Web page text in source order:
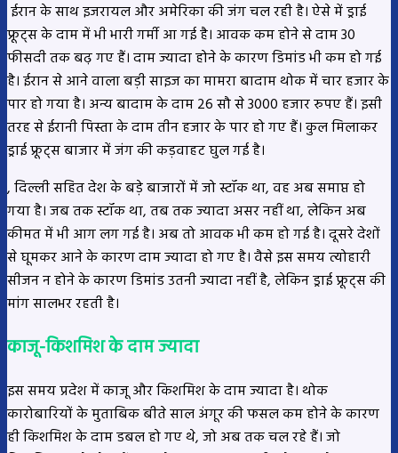
ईरान के साथ इजरायल और अमेरिका की जंग चल रही है। ऐसे में ड्राई
फ्रूट्स के दाम में भी भारी गर्मी आ गई है। आवक कम होने से दाम 30
फीसदी तक बढ़ गए हैं। दाम ज्यादा होने के कारण डिमांड भी कम हो गई
है। ईरान से आने वाला बड़ी साइज का मामरा बादाम थोक में चार हजार के
पार हो गया है। अन्य बादाम के दाम 26 सौ से 3000 हजार रुपए हैं। इसी
तरह से ईरानी पिस्ता के दाम तीन हजार के पार हो गए हैं। कुल मिलाकर
ड्राई फ्रूट्स बाजार में जंग की कड़वाहट घुल गई है।
, दिल्ली सहित देश के बड़े बाजारों में जो स्टॉक था, वह अब समाप्त हो
गया है। जब तक स्टॉक था, तब तक ज्यादा असर नहीं था, लेकिन अब
कीमत में भी आग लग गई है। अब तो आवक भी कम हो गई है। दूसरे देशों
से घूमकर आने के कारण दाम ज्यादा हो गए है। वैसे इस समय त्योहारी
सीजन न होने के कारण डिमांड उतनी ज्यादा नहीं है, लेकिन ड्राई फ्रूट्स की
मांग सालभर रहती है।
काजू-किशमिश के दाम ज्यादा
इस समय प्रदेश में काजू और किशमिश के दाम ज्यादा है। थोक
कारोबारियों के मुताबिक बीते साल अंगूर की फसल कम होने के कारण
ही किशमिश के दाम डबल हो गए थे, जो अब तक चल रहे हैं। जो